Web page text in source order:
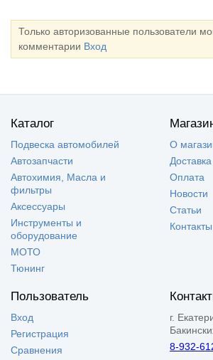
Только авторизованные пользователи
комментарии Вход
Каталог
Подвеска автомобилей
Автозапчасти
Автохимия, Масла и
фильтры
Аксессуары
Инструменты и
оборудование
МОТО
Тюнинг
О
Доставка
Оплата
Новости
Статьи
Контакты
Пользователь
Вход
Регистрация
Сравнения
г.
8-932-